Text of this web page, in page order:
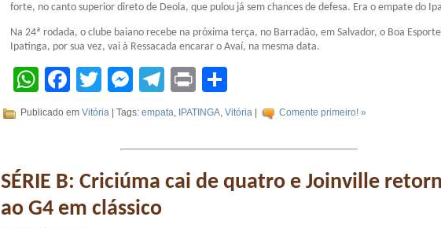
forte, no canto superior direto de Deola, que pulou já sem chances de defesa. Era o empate do
Na 24ª rodada, o clube baiano recebe na próxima terça, no Barradão, em Salvador, o Boa
Ipatinga, por sua vez, vai à Ressacada encarar o Avaí, na mesma data.
WhatsApp
Facebook
TwitterMessenger
Telegram
Print
Publicado em Vitória | Tags: empata, IPATINGA, Vitória Comente primeiro! »
SÉRIE B: Criciúma cai de quatro e Joinville
ao G4 em clássico